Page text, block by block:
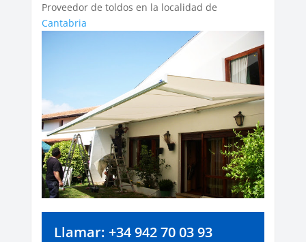
Proveedor de toldos en la localidad de
Cantabria
Llamar: +34 942 70 03 93